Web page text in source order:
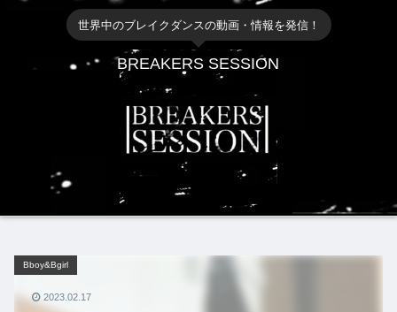
世界中のブレイクダンスの動画・情報を発信！
BREAKERS SESSION
Bboy&Bgirl
2023.02.17